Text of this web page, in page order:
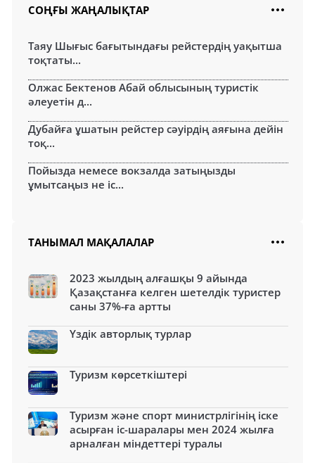
СОҢҒЫ ЖАҢАЛЫҚТАР
Таяу Шығыс бағытындағы рейстердің уақытша
тоқтаты...
Олжас Бектенов Абай облысының туристік
әлеуетін д...
Дубайға ұшатын рейстер сәуірдің аяғына дейін
тоқ...
Пойызда немесе вокзалда затыңызды
ұмытсаңыз не іс...
ТАНЫМАЛ МАҚАЛАЛАР
2023 жылдың алғашқы 9 айында
Қазақстанға келген шетелдік туристер
саны 37%-ға артты
Үздік авторлық турлар
Туризм көрсеткіштері
Туризм және спорт министрлігінің іске
асырған іс-шаралары мен 2024 жылға
арналған міндеттері туралы